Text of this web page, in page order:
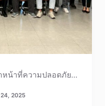
หน้าที่ความปลอดภัย…
2025